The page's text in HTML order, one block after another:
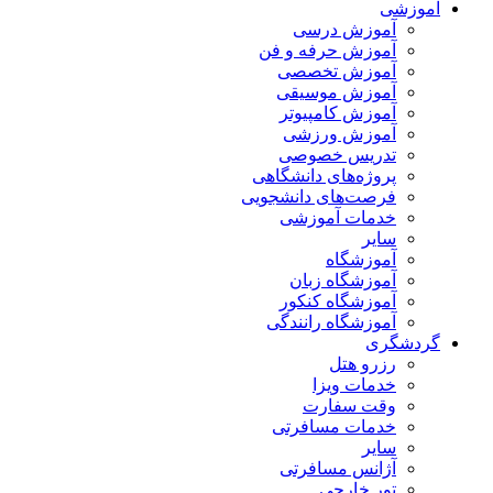
آموزشی
آموزش درسی
آموزش حرفه و فن
آموزش تخصصی
آموزش موسیقی
آموزش کامپیوتر
آموزش ورزشی
تدریس خصوصی
پروژه‌های دانشگاهی
فرصت‌های دانشجویی
خدمات آموزشی
سایر
آموزشگاه
آموزشگاه زبان
آموزشگاه کنکور
آموزشگاه رانندگی
گردشگری
رزرو هتل
خدمات ویزا
وقت سفارت
خدمات مسافرتی
سایر
آژانس مسافرتی